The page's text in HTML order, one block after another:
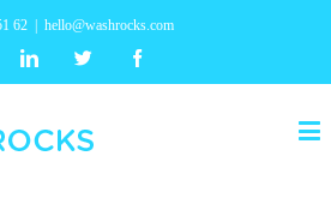
62 hello@washrocks.com
Linkedin Twitter